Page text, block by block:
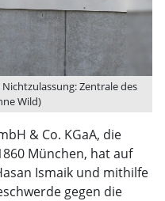
Zentrale des
Wild)
& Co. KGaA, die
München, hat auf
Ismaik und mithilfe
gegen die